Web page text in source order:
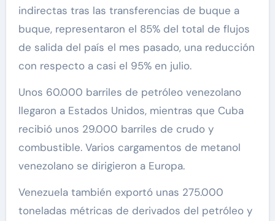
indirectas tras las transferencias de buque a
buque, representaron el 85% del total de flujos
de salida del país el mes pasado, una reducción
con respecto a casi el 95% en julio.
Unos 60.000 barriles de petróleo venezolano
llegaron a Estados Unidos, mientras que Cuba
recibió unos 29.000 barriles de crudo y
combustible. Varios cargamentos de metanol
venezolano se dirigieron a Europa.
Venezuela también exportó unas 275.000
toneladas métricas de derivados del petróleo y